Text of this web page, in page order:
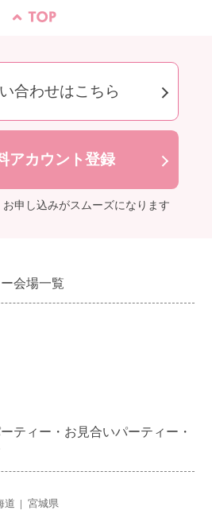
合わせはこちら
アカウント登録
申し込みがスムーズになります
会場一覧
ティー・お見合いパーティー・
道 宮城県